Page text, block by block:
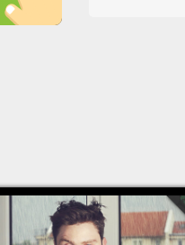
英
好想知道我
的情況下失